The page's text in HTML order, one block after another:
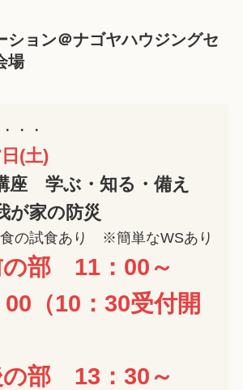
ション＠ナゴヤハウジングセ
場
・・
(土)
座 学ぶ・知る・備え
家の防災
の試食あり ※簡単なWSあり
の部 11：00～
00（10：30受付開
の部 13：30～